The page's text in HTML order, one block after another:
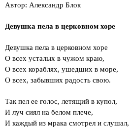
Автор: Александр Блок
Девушка пела в церковном хоре
Девушка пела в церковном хоре
О всех усталых в чужом краю,
О всех кораблях, ушедших в море,
О всех, забывших радость свою.
Так пел ее голос, летящий в купол,
И луч сиял на белом плече,
И каждый из мрака смотрел и слушал,